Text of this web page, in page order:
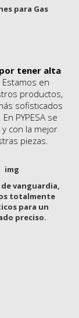
para Gas
tener alta
Estamos en
productos,
sofisticados
PYPESA se
con la mejor
piezas.
vanguardia,
totalmente
para un
preciso.